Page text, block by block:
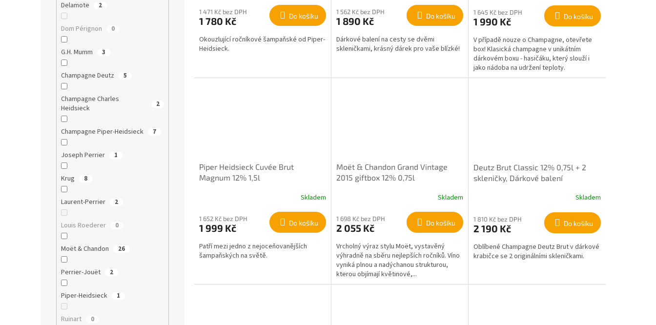
Delamote 2
Dom Pérignon 0
G.H. Mumm 3
Champagne Deutz 5
Champagne Charles
Heidsieck
2
Champagne Piper-Heidsieck 7
Joseph Perrier 1
Krug 8
Laurent-Perrier 2
Louis Roederer 0
Moët & Chandon 26
Perrier-Jouët 2
Piper-Heidsieck 1
Ruinart 0
1 471 Kč bez DPH
1 780 Kč Do košíku
Okouzlující ročníkové šampaňské od Piper-
Heidsieck.
1 562 Kč bez DPH
1 890 Kč Do košíku
Dárkové balení na cesty se dvěmi
skleničkami, krásný dárek pro vaše blízké!
1 645 Kč bez DPH
1 990 Kč Do košíku
V případě nouze o Champagne, otevřete
box! Klasická champagne v unikátním
dárkovém boxu - hasičáku, který slouží i
jako nádoba na udržení teploty.
Piper Heidsieck Cuvée Brut
Magnum 12% 1,5l
Skladem
1 652 Kč bez DPH
1 999 Kč Do košíku
Patří mezi jedno z nejoceňovanějších
šampaňských na světě.
Moët & Chandon Grand Vintage
2015 giftbox 12% 0,75l
Skladem
1 698 Kč bez DPH
2 055 Kč Do košíku
Vrcholný výraz stylu Moët, vystavěný
výhradně na sběru nejlepších ročníků. Víno
vyniká plnou a nadýchanou strukturou,
kterou objímají květinové,...
Deutz Brut Classic 12% 0,75l + 2
skleničky, Dárkové balení
Skladem
1 810 Kč bez DPH
2 190 Kč Do košíku
Oblíbené Champagne Deutz Brut v dárkové
krabičce se 2 originálními skleničkami.